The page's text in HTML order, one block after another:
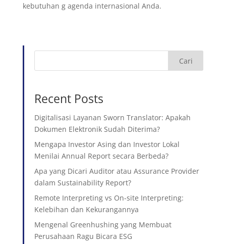
kebutuhan g agenda internasional Anda.
Cari
Recent Posts
Digitalisasi Layanan Sworn Translator: Apakah
Dokumen Elektronik Sudah Diterima?
Mengapa Investor Asing dan Investor Lokal
Menilai Annual Report secara Berbeda?
Apa yang Dicari Auditor atau Assurance Provider
dalam Sustainability Report?
Remote Interpreting vs On-site Interpreting:
Kelebihan dan Kekurangannya
Mengenal Greenhushing yang Membuat
Perusahaan Ragu Bicara ESG